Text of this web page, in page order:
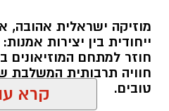
מוזיקה ישראלית אהובה,
ייחודית בין יצירות
חוזר למתחם
חוויה תרבותית המשלבת
טובים.